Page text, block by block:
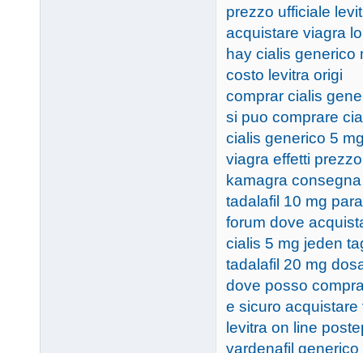
prezzo ufficiale
acquistare viagra
hay cialis generico
costo levitra origi
comprar cialis
si puo comprare
cialis generico 5
viagra effetti prezzo
kamagra
tadalafil 10 mg
forum dove
cialis 5 mg jeden
tadalafil 20 mg
dove posso
e sicuro acquistare
levitra on line
vardenafil generico